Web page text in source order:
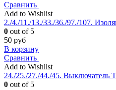
Сравнить
Add to Wishlist
2./4./11./13./33./36./97./107.
0 out of 5
50 руб
В корзину
Сравнить
Add to Wishlist
24./25./27./44./45. Выключатель
0 out of 5